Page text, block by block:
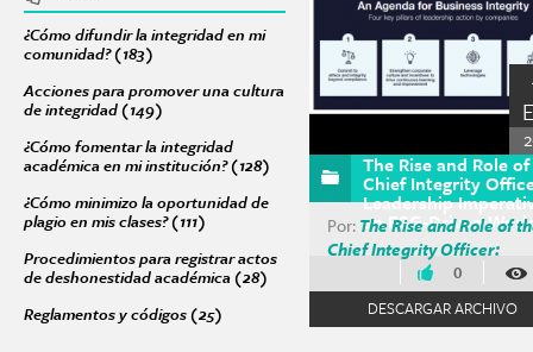
¿Cómo difundir la integridad en mi
comunidad? (183) Apply ¿Cómo difundir la integridad en mi
Acciones para promover una cultura
de integridad (149) Apply Acciones para promover una cultura de
¿Cómo fomentar la integridad
académica en mi institución? (128) Apply ¿Cómo fomentar la
¿Cómo minimizo la oportunidad de
plagio en mis clases? (111) Apply ¿Cómo minimizo la oportunidad de
Procedimientos para registrar actos
de deshonestidad académica (28) Apply Procedimientos para
Reglamentos y códigos (25) Apply Reglamentos y códigos filter
Páginas
The Rise and Role
Chief Integrity
Leadership
an ESG-Driven
Por: The Rise and Role of
Chief Integrity Officer:
0
DESCARGAR ARCHIVO